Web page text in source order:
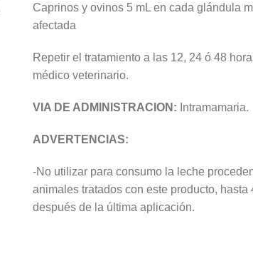
Caprinos y ovinos 5 mL en cada glándula
afectada
Repetir el tratamiento a las 12, 24 ó 48
médico veterinario.
VIA DE ADMINISTRACION: Intramamaria.
ADVERTENCIAS:
-No utilizar para consumo la leche
animales tratados con este producto, hasta
después de la última aplicación.